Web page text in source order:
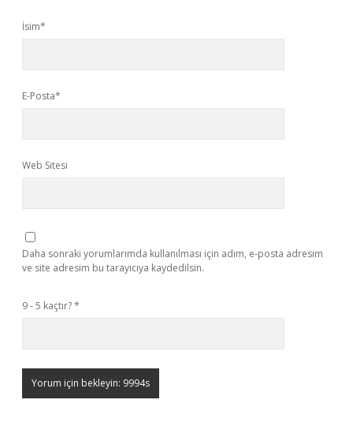
İsim*
E-Posta*
Web Sitesi
Daha sonraki yorumlarımda kullanılması için adım, e-posta adresim
ve site adresim bu tarayıcıya kaydedilsin.
9 - 5 kaçtır?*